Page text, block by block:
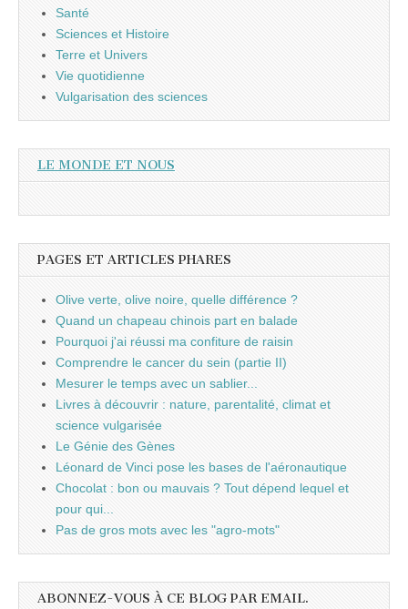
Santé
Sciences et Histoire
Terre et Univers
Vie quotidienne
Vulgarisation des sciences
LE MONDE ET NOUS
PAGES ET ARTICLES PHARES
Olive verte, olive noire, quelle différence ?
Quand un chapeau chinois part en balade
Pourquoi j'ai réussi ma confiture de raisin
Comprendre le cancer du sein (partie II)
Mesurer le temps avec un sablier...
Livres à découvrir : nature, parentalité, climat et
science vulgarisée
Le Génie des Gènes
Léonard de Vinci pose les bases de l'aéronautique
Chocolat : bon ou mauvais ? Tout dépend lequel et
pour qui...
Pas de gros mots avec les "agro-mots"
ABONNEZ-VOUS À CE BLOG PAR EMAIL.